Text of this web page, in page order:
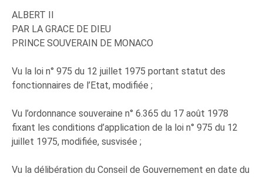
ALBERT II
PAR LA GRACE DE DIEU
PRINCE SOUVERAIN DE MONACO
Vu la loi n° 975 du 12 juillet 1975 portant statut des
fonctionnaires de l’Etat, modifiée ;
Vu l’ordonnance souveraine n° 6.365 du 17 août 1978
fixant les conditions d’application de la loi n° 975 du 12
juillet 1975, modifiée, susvisée ;
Vu la délibération du Conseil de Gouvernement en date du